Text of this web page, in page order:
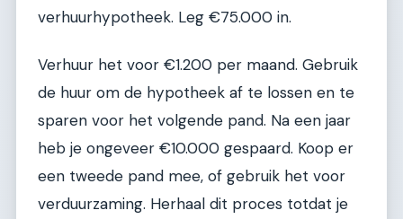
verhuurhypotheek. Leg €75.000 in.
Verhuur het voor €1.200 per maand. Gebruik
de huur om de hypotheek af te lossen en te
sparen voor het volgende pand. Na een jaar
heb je ongeveer €10.000 gespaard. Koop er
een tweede pand mee, of gebruik het voor
verduurzaming. Herhaal dit proces totdat je